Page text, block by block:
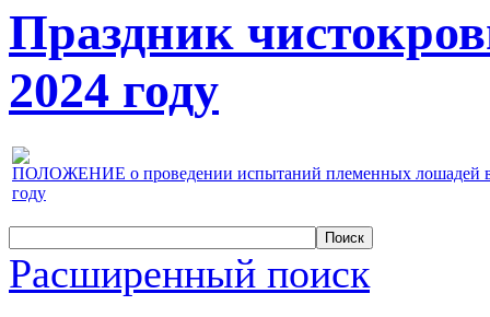
Праздник
2024 году
ПОЛОЖЕНИЕ о проведении испытаний племенных лошадей
году
Расширенный поиск